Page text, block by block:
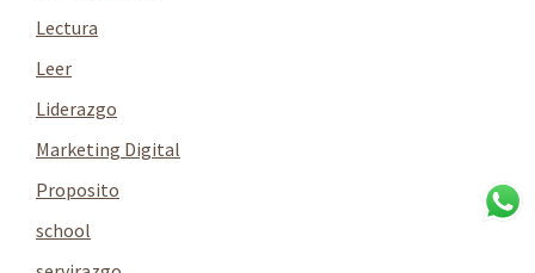
Lectura
Leer
Liderazgo
Marketing Digital
Proposito
school